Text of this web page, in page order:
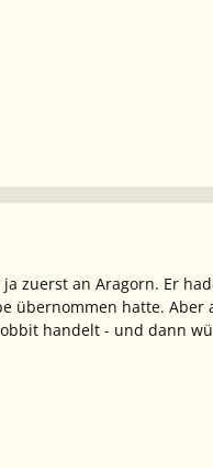
zuerst an Aragorn. Er
übernommen hatte.
handelt - und dann